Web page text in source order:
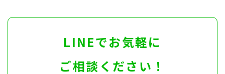
LINEでお気軽に
ご相談ください！